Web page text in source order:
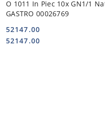
O 1011 In Piec 10x GN1/1
GASTRO 00026769
Cena:
52147.00
Cena:
52147.00